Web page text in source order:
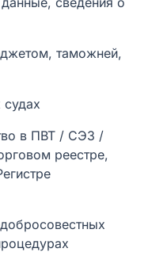
таможней,
судах
в ПВТ / СЭЗ /
реестре,